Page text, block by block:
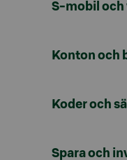
S-mobil och
Konton och
Koder och
Spara och